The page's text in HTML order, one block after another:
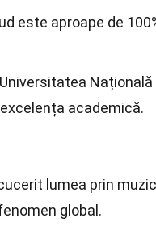
este aproape de
Națională
academică.
lumea prin
global.